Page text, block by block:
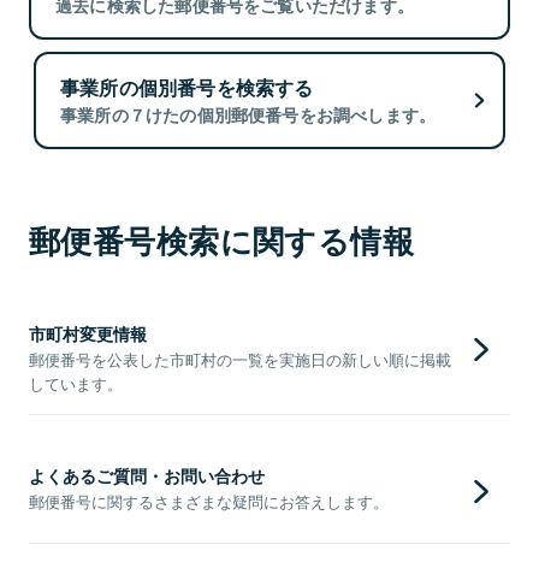
過去に検索した郵便番号をご覧いただけます。
事業所の個別番号を検索する
事業所の７けたの個別郵便番号をお調べします。
郵便番号検索に関する情報
市町村変更情報
郵便番号を公表した市町村の一覧を実施日の新しい順に掲載
しています。
よくあるご質問・お問い合わせ
郵便番号に関するさまざまな疑問にお答えします。